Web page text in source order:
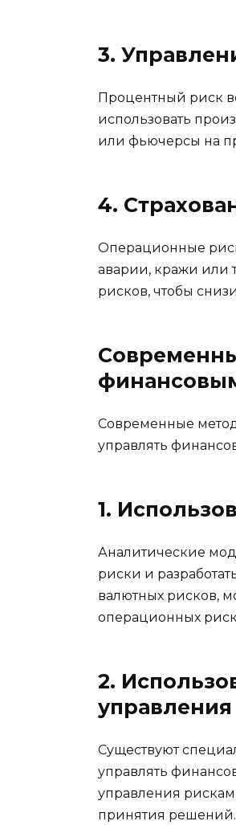
3.
Процентный риск
использовать
или фьючерсы на
4.
Операционные
аварии, кражи или
рисков, чтобы
Современные
управлять
1.
Аналитические
риски и
валютных рисков,
операционных
2.
Существуют
управлять
управления
принятия решений.